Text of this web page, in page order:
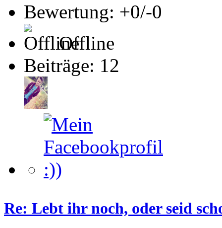
Bewertung: +0/-0
Offline
Beiträge: 12
Re: Lebt ihr noch, oder seid